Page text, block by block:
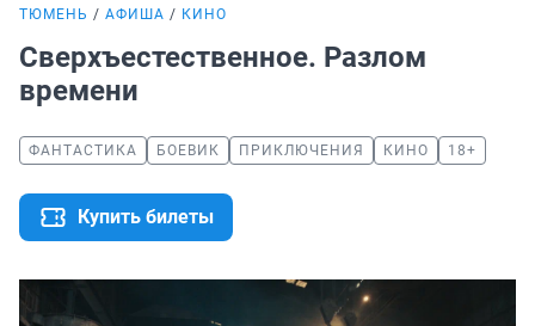
ТЮМЕНЬ АФИША КИНО
Сверхъестественное. Разлом
времени
ФАНТАСТИКА БОЕВИК ПРИКЛЮЧЕНИЯ КИНО 18+
Купить билеты